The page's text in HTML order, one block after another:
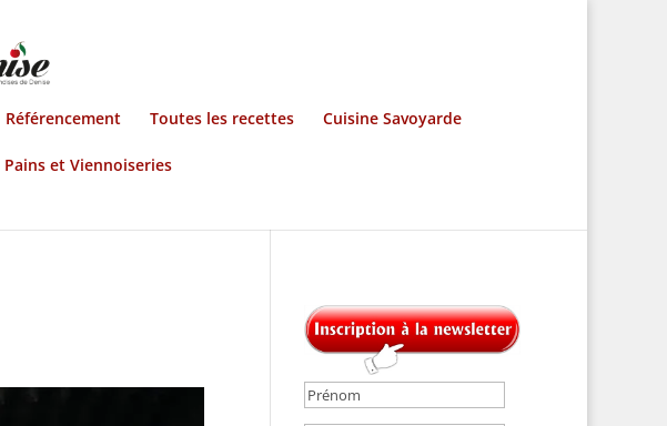
Référencement Toutes les recettes Cuisine Savoyarde
Pains et Viennoiseries